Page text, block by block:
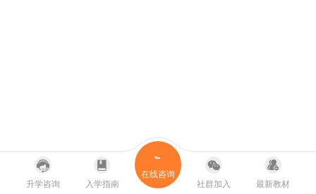
升学咨询 入学指南
在线咨询
社群加入
最新教材